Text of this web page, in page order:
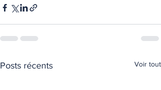
Posts récents Voir tout